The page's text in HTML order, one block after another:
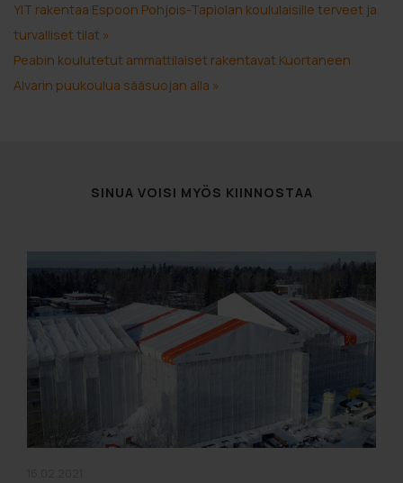
YIT rakentaa Espoon Pohjois-Tapiolan koululaisille terveet ja
turvalliset tilat »
Peabin koulutetut ammattilaiset rakentavat Kuortaneen
Alvarin puukoulua sääsuojan alla »
SINUA VOISI MYÖS KIINNOSTAA